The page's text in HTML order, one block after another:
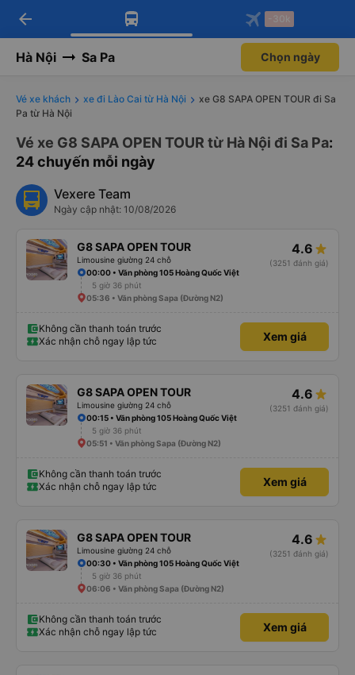
Tải app Vexere ngay!
Nhận ưu đãi thành viên độc
Mở app
Tải app Vexere
-30k/ghế khi đặt vé máy bay qua
Mở app
arrow_back -30k
Hà Nội Sa Pa Chọn ngày
Vé xe khách xe đi Lào Cai từ Hà Nội
xe G8 SAPA OPEN TOUR đi Sa
Pa từ Hà Nội
Vé xe G8 SAPA OPEN TOUR từ Hà Nội đi Sa Pa:
24 chuyến mỗi ngày
Vexere Team
Ngày cập nhật: 10/08/2026
G8 SAPA OPEN TOUR
Limousine giường 24 chỗ
4.6
(3251 đánh giá)
00:00 • Văn phòng 105 Hoàng Quốc Việt
5 giờ 36 phút
05:36 • Văn phòng Sapa (Đường N2)
Không cần thanh toán trước
Xác nhận chỗ ngay lập tức
Xem giá
G8 SAPA OPEN TOUR
Limousine giường 24 chỗ
4.6
(3251 đánh giá)
00:15 • Văn phòng 105 Hoàng Quốc Việt
5 giờ 36 phút
05:51 • Văn phòng Sapa (Đường N2)
Không cần thanh toán trước
Xác nhận chỗ ngay lập tức
Xem giá
G8 SAPA OPEN TOUR
Limousine giường 24 chỗ
4.6
(3251 đánh giá)
00:30 • Văn phòng 105 Hoàng Quốc Việt
5 giờ 36 phút
06:06 • Văn phòng Sapa (Đường N2)
Không cần thanh toán trước
Xác nhận chỗ ngay lập tức
Xem giá